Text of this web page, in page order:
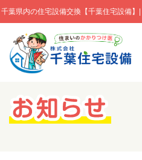
千葉県内の住宅設備交換【千葉住宅設備
このページの本文へ移動
キャンペーン一覧